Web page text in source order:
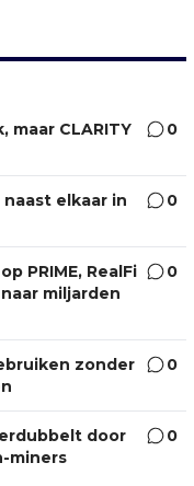
maar CLARITY
0
naast elkaar in
0
PRIME, RealFi
miljarden
0
zonder
0
door
miners
0